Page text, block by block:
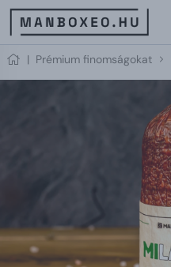
| Prémium finomságokat